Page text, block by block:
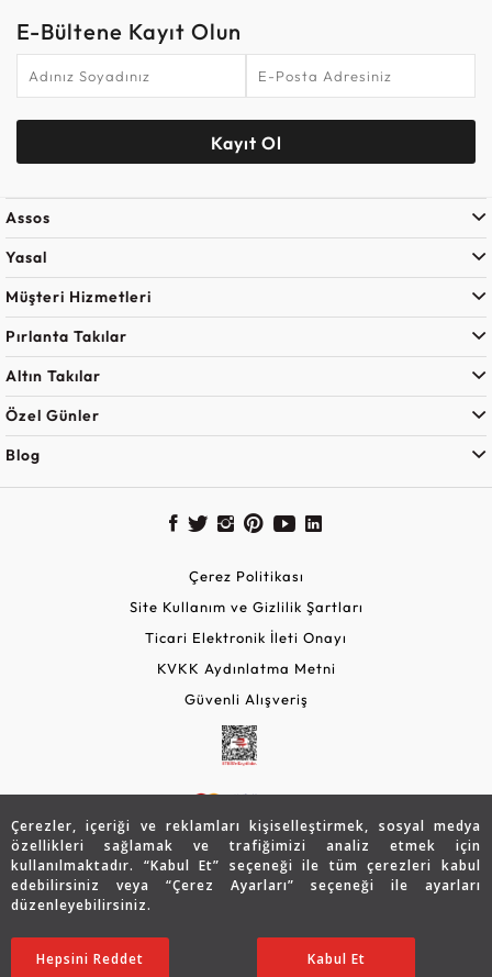
Çerezler, içeriği ve reklamları kişiselleştirmek, sosyal medya
özellikleri sağlamak ve trafiğimizi analiz etmek için
kullanılmaktadır. “Kabul Et” seçeneği ile tüm çerezleri kabul
edebilirsiniz veya “Çerez Ayarları” seçeneği ile ayarları
düzenleyebilirsiniz.
Ayarları Düzenle
Hepsini Reddet Kabul Et
87.599 TL
43.800TL SATIN ALIN
E-Bültene Kayıt Olun
Kayıt Ol
Assos
Yasal
Müşteri Hizmetleri
Pırlanta Takılar
Altın Takılar
Özel Günler
Blog
© 2026 Assos Diamond
Çerez Politikası
Site Kullanım ve Gizlilik Şartları
Ticari Elektronik İleti Onayı
KVKK Aydınlatma Metni
Güvenli Alışveriş
Copyright © 2026 Assos Pırlanta - Bu sitenin tüm hakları